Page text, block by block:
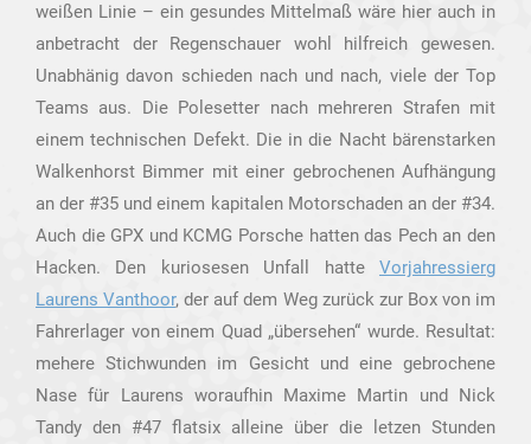
weißen Linie – ein gesundes Mittelmaß wäre hier auch in
anbetracht der Regenschauer wohl hilfreich gewesen.
Unabhänig davon schieden nach und nach, viele der Top
Teams aus. Die Polesetter nach mehreren Strafen mit
einem technischen Defekt. Die in die Nacht bärenstarken
Walkenhorst Bimmer mit einer gebrochenen Aufhängung
an der #35 und einem kapitalen Motorschaden an der #34.
Auch die GPX und KCMG Porsche hatten das Pech an den
Hacken. Den kuriosesen Unfall hatte Vorjahressierg
Laurens Vanthoor, der auf dem Weg zurück zur Box von im
Fahrerlager von einem Quad „übersehen“ wurde. Resultat:
mehere Stichwunden im Gesicht und eine gebrochene
Nase für Laurens woraufhin Maxime Martin und Nick
Tandy den #47 flatsix alleine über die letzen Stunden